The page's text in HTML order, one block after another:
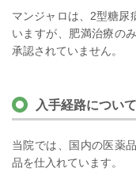
マンジャロは、2型糖尿
いますが、肥満治療の
承認されていません。
入手経路について
当院では、国内の医薬
品を仕入れています。